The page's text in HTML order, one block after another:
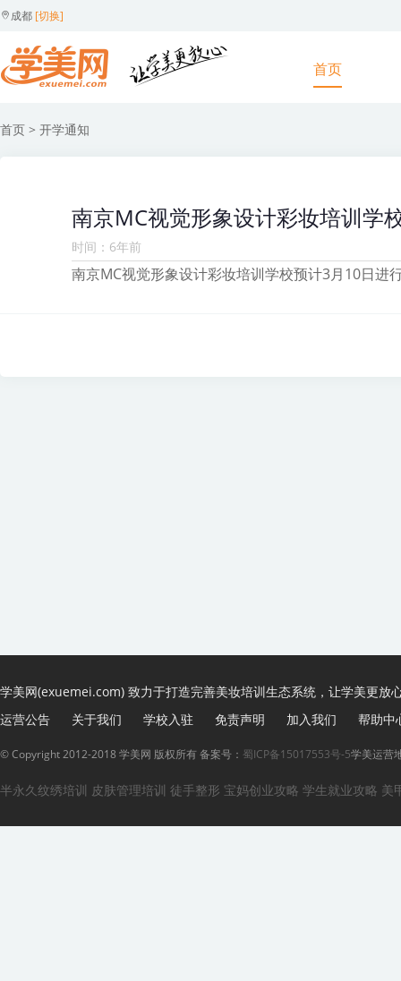
成都 [切换]
首页
首页 > 开学通知
南京MC视觉形象设计彩妆培训学
时间：6年前
南京MC视觉形象设计彩妆培训学校预计3月10日进
学美网(exuemei.com) 致力于打造完善美妆培训生态系统，让学美更放
运营公告
关于我们 学校入驻 免责声明 加入我们 帮助中
© Copyright 2012-2018 学美网 版权所有 备案号： 蜀ICP备15017553号-5学美运营
半永久纹绣培训 皮肤管理培训 徒手整形 宝妈创业攻略 学生就业攻略 美